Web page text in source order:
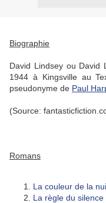
Biographie
David Lindsey ou David
1944 à Kingsville au
pseudonyme de Paul
(Source:
Romans
La couleur de la
La règle du silence